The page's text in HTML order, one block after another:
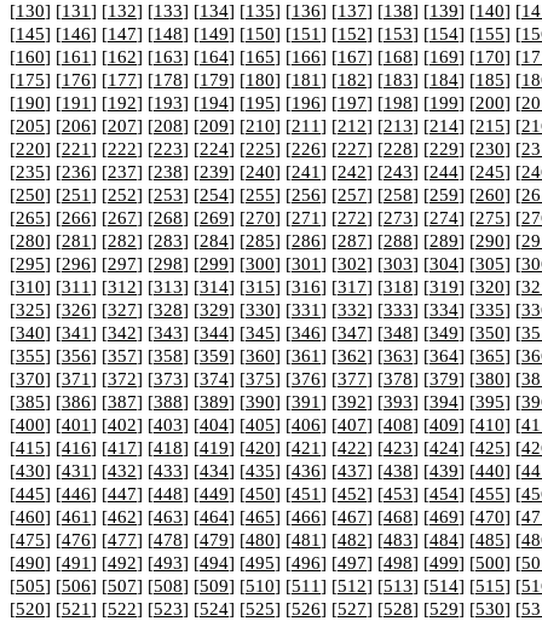
[130] [131] [132] [133] [134] [135] [136] [137] [138] [139] [140] [
[145] [146] [147] [148] [149] [150] [151] [152] [153] [154] [155] [
[160] [161] [162] [163] [164] [165] [166] [167] [168] [169] [170] [
[175] [176] [177] [178] [179] [180] [181] [182] [183] [184] [185] [
[190] [191] [192] [193] [194] [195] [196] [197] [198] [199] [200] [
[205] [206] [207] [208] [209] [210] [211] [212] [213] [214] [215] [
[220] [221] [222] [223] [224] [225] [226] [227] [228] [229] [230] [
[235] [236] [237] [238] [239] [240] [241] [242] [243] [244] [245] [
[250] [251] [252] [253] [254] [255] [256] [257] [258] [259] [260] [
[265] [266] [267] [268] [269] [270] [271] [272] [273] [274] [275] [
[280] [281] [282] [283] [284] [285] [286] [287] [288] [289] [290] [
[295] [296] [297] [298] [299] [300] [301] [302] [303] [304] [305] [
[310] [311] [312] [313] [314] [315] [316] [317] [318] [319] [320] [
[325] [326] [327] [328] [329] [330] [331] [332] [333] [334] [335] [
[340] [341] [342] [343] [344] [345] [346] [347] [348] [349] [350] [
[355] [356] [357] [358] [359] [360] [361] [362] [363] [364] [365] [
[370] [371] [372] [373] [374] [375] [376] [377] [378] [379] [380] [
[385] [386] [387] [388] [389] [390] [391] [392] [393] [394] [395] [
[400] [401] [402] [403] [404] [405] [406] [407] [408] [409] [410] [
[415] [416] [417] [418] [419] [420] [421] [422] [423] [424] [425] [
[430] [431] [432] [433] [434] [435] [436] [437] [438] [439] [440] [
[445] [446] [447] [448] [449] [450] [451] [452] [453] [454] [455] [
[460] [461] [462] [463] [464] [465] [466] [467] [468] [469] [470] [
[475] [476] [477] [478] [479] [480] [481] [482] [483] [484] [485] [
[490] [491] [492] [493] [494] [495] [496] [497] [498] [499] [500] [
[505] [506] [507] [508] [509] [510] [511] [512] [513] [514] [515] [
[520] [521] [522] [523] [524] [525] [526] [527] [528] [529] [530] [